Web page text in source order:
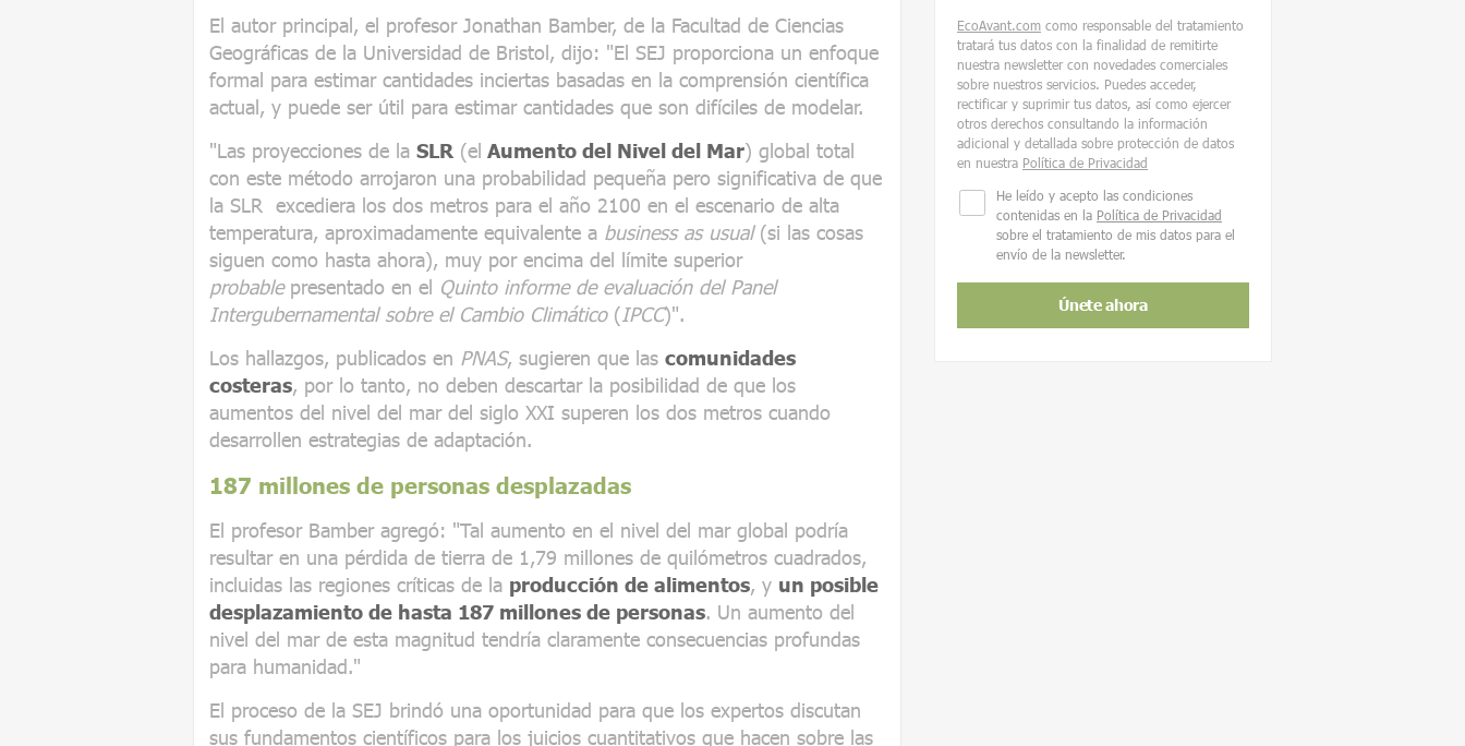
El autor principal, el profesor Jonathan Bamber, de la Facultad de Ciencias
Geográficas de la Universidad de Bristol, dijo: "El SEJ proporciona un enfoque
formal para estimar cantidades inciertas basadas en la comprensión científica
actual, y puede ser útil para estimar cantidades que son difíciles de modelar.
"Las proyecciones de la SLR (el Aumento del Nivel del Mar) global total
con este método arrojaron una probabilidad pequeña pero significativa de que
la SLR excediera los dos metros para el año 2100 en el escenario de alta
temperatura, aproximadamente equivalente a business as usual(si las cosas
siguen como hasta ahora), muy por encima del límite superior
probablepresentado en el Quinto informe de evaluación del Panel
Intergubernamental sobre el Cambio Climático(IPCC)".
Los hallazgos, publicados en PNAS, sugieren que las comunidades
costeras, por lo tanto, no deben descartar la posibilidad de que los
aumentos del nivel del mar del siglo XXI superen los dos metros cuando
desarrollen estrategias de adaptación.
187 millones de personas desplazadas
El profesor Bamber agregó: "Tal aumento en el nivel del mar global podría
resultar en una pérdida de tierra de 1,79 millones de quilómetros cuadrados,
incluidas las regiones críticas de la producción de alimentos, y un posible
desplazamiento de hasta 187 millones de personas. Un aumento del
nivel del mar de esta magnitud tendría claramente consecuencias profundas
para humanidad."
El proceso de la SEJ brindó una oportunidad para que los expertos discutan
sus fundamentos científicos para los juicios cuantitativos que hacen sobre las
EcoAvant.com como responsable del tratamiento
tratará tus datos con la finalidad de remitirte
nuestra newsletter con novedades comerciales
sobre nuestros servicios. Puedes acceder,
rectificar y suprimir tus datos, así como ejercer
otros derechos consultando la información
adicional y detallada sobre protección de datos
en nuestra Política de Privacidad
He leído y acepto las condiciones
contenidas en la Política de Privacidad
sobre el tratamiento de mis datos para el
envío de la newsletter.